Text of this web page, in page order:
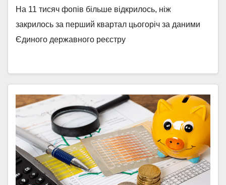
На 11 тисяч фопів більше відкрилось, ніж
закрилось за перший квартал цьогоріч за даними
Єдиного державного реєстру